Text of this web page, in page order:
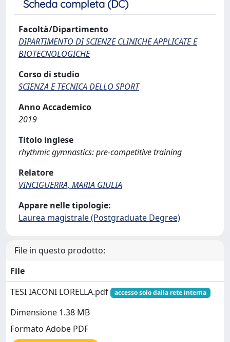
Scheda completa (DC)
Facoltà/Dipartimento
DIPARTIMENTO DI SCIENZE CLINICHE APPLICATE E
BIOTECNOLOGICHE
Corso di studio
SCIENZA E TECNICA DELLO SPORT
Anno Accademico
2019
Titolo inglese
rhythmic gymnastics: pre-competitive training
Relatore
VINCIGUERRA, MARIA GIULIA
Appare nelle tipologie:
Laurea magistrale (Postgraduate Degree)
File in questo prodotto:
File
TESI IACONI LORELLA.pdf
accesso solo dalla rete interna
Dimensione 1.38 MB
Formato Adobe PDF